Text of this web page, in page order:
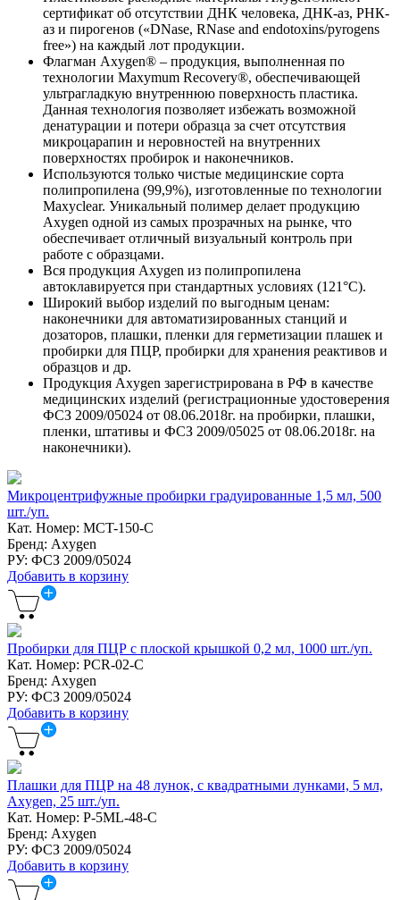
сертификат об отсутствии ДНК человека, ДНК-аз, РНК-
аз и пирогенов («DNase, RNase and endotoxins/pyrogens
free») на каждый лот продукции.
Флагман Axygen® – продукция, выполненная по
технологии Maxymum Recovery®, обеспечивающей
ультрагладкую внутреннюю поверхность пластика.
Данная технология позволяет избежать возможной
денатурации и потери образца за счет отсутствия
микроцарапин и неровностей на внутренних
поверхностях пробирок и наконечников.
Используются только чистые медицинские сорта
полипропилена (99,9%), изготовленные по технологии
Maxyclear. Уникальный полимер делает продукцию
Axygen одной из самых прозрачных на рынке, что
обеспечивает отличный визуальный контроль при
работе с образцами.
Вся продукция Axygen из полипропилена
автоклавируется при стандартных условиях (121°С).
Широкий выбор изделий по выгодным ценам:
наконечники для автоматизированных станций и
дозаторов, плашки, пленки для герметизации плашек и
пробирки для ПЦР, пробирки для хранения реактивов и
образцов и др.
Продукция Axygen зарегистрирована в РФ в качестве
медицинских изделий (регистрационные удостоверения
ФСЗ 2009/05024 от 08.06.2018г. на пробирки, плашки,
пленки, штативы и ФСЗ 2009/05025 от 08.06.2018г. на
наконечники).
Микроцентрифужные пробирки градуированные 1,5 мл, 500
шт./уп.
Кат. Номер: MCT-150-C
Бренд: Axygen
РУ: ФСЗ 2009/05024
Добавить в корзину
Пробирки для ПЦР с плоской крышкой 0,2 мл, 1000 шт./уп.
Кат. Номер: PCR-02-C
Бренд: Axygen
РУ: ФСЗ 2009/05024
Добавить в корзину
Плашки для ПЦР на 48 лунок, с квадратными лунками, 5 мл,
Axygen, 25 шт./уп.
Кат. Номер: P-5ML-48-C
Бренд: Axygen
РУ: ФСЗ 2009/05024
Добавить в корзину